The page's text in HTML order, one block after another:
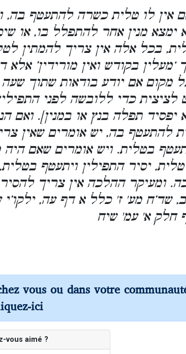
אין לו טלית כשרה להתעטף בה,
ימצא מנין אחר להתפלל בו, או
בכל אלה אין צריך להמתין
‘מעלין בקודש ואין מורידין’
מקום אם יודע בודאות שתוך
לציצית כדי ללובשה לפני
יפסיד תפלה בנץ או במנין]. ואם
להתעטף בה, יש אומרים שאין
בטלית. ויש אומרים שאם היה
יסיר התפילין ויתעטף
ומעיקר ההלכה אין צריך להסיר
שד’ח מע' ז' כלל א דף עה,
חלק א' עמ' שיח
vous ou dans votre
ici
vous aimé ?